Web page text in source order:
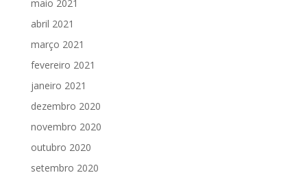
maio 2021
abril 2021
março 2021
fevereiro 2021
janeiro 2021
dezembro 2020
novembro 2020
outubro 2020
setembro 2020